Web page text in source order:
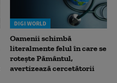
DIGI WORLD
Oamenii schimbă
literalmente felul în care se
rotește Pământul,
avertizează cercetătorii